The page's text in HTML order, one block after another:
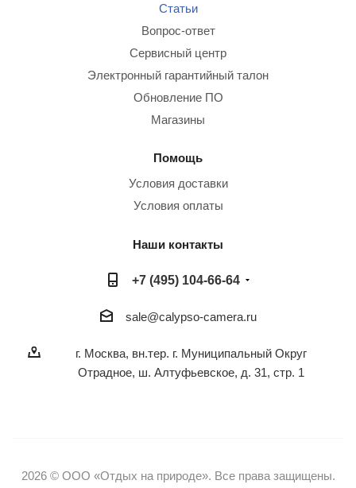
Статьи
Вопрос-ответ
Сервисный центр
Электронный гарантийный талон
Обновление ПО
Магазины
Помощь
Условия доставки
Условия оплаты
Наши контакты
+7 (495) 104-66-64
sale@calypso-camera.ru
г. Москва, вн.тер. г. Муниципальный Округ
Отрадное, ш. Алтуфьевское, д. 31, стр. 1
2026 © ООО «Отдых на природе». Все права защищены.